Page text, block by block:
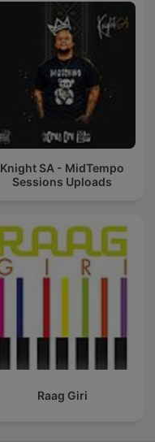
Knight SA - MidTempo
Sessions Uploads
Raag Giri